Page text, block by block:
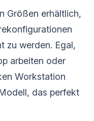
Größen erhältlich,
zu werden. Egal,
arbeiten oder
Workstation
das perfekt